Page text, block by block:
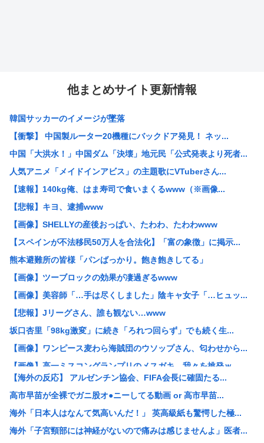
他まとめサイト更新情報
韓国サッカーのイメージが墜落
【衝撃】 中国製ルーター20機種にバックドア発見！ ネッ...
中国「大洪水！」中国ダム「決壊」地元民「公式発表より死者...
人気アニメ「メイドインアビス」の主題歌にVTuberさん...
【速報】140kg俺、はま寿司で食いまくるwww（※画像...
【悲報】キヨ、逮捕www
【画像】SHELLYの産後おっぱい、たわわ、たわわwww
【スペインが不法移民50万人を合法化】「富の象徴」に掲示...
熊本避難所の皆様「パンばっかり。飽き飽きしてる」
【画像】ツーブロックの効果が凄過ぎるwww
【画像】美容師「…手は尽くしました」陰キャ女子「…ヒュッ...
【悲報】Jリーグさん、誰も観ない…www
坂口杏里「98kg激変」に続き「ろれつ回らず」でも続く生...
【画像】ワンピース麦わら海賊団のウソップさん、匂わせから...
【画像】高一ミスコングランプリのメスガキ、我々を挑発ｗ
「吉野家」「松屋」「すき家」←この3つが並んでたらお前ら...
ワイ、「着衣おっばい」でしか抜けない体質になってしまうw...
【悲報】女が笑いを取る方法、「女を捨てる」「下ネタ連発す...
【朗報画像】現役JKママ、とんでもない事になってしまうw...
【海外の反応】 アルゼンチン協会、FIFA会長に確固たる...
高市早苗が全裸でガニ股オ●ニーしてる動画 or 高市早苗...
海外「日本人はなんて気高いんだ！」 英高級紙も驚愕した極...
海外「子宮頸部には神経がないので痛みは感じませんよ」医者...